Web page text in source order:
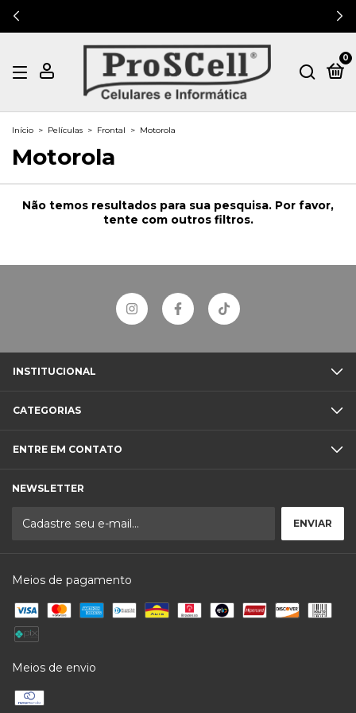
0
Início > Películas > Frontal > Motorola
Motorola
Não temos resultados para sua pesquisa. Por favor,
tente com outros filtros.
INSTITUCIONAL
CATEGORIAS
ENTRE EM CONTATO
NEWSLETTER
Meios de pagamento
Meios de envio